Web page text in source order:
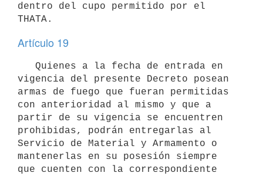
dentro del cupo permitido por el
Artículo 19
vigencia del presente Decreto posean
armas de fuego que fueran permitidas
con anterioridad al mismo y que a
partir de su vigencia se encuentren
prohibidas, podrán entregarlas al
Servicio de Material y Armamento o
mantenerlas en su posesión siempre
que cuenten con la correspondiente